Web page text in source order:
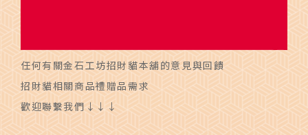
任何有關金石工坊招財貓本舖的意見與回饋
招財貓相關商品禮贈品需求
歡迎聯繫我們↓↓↓